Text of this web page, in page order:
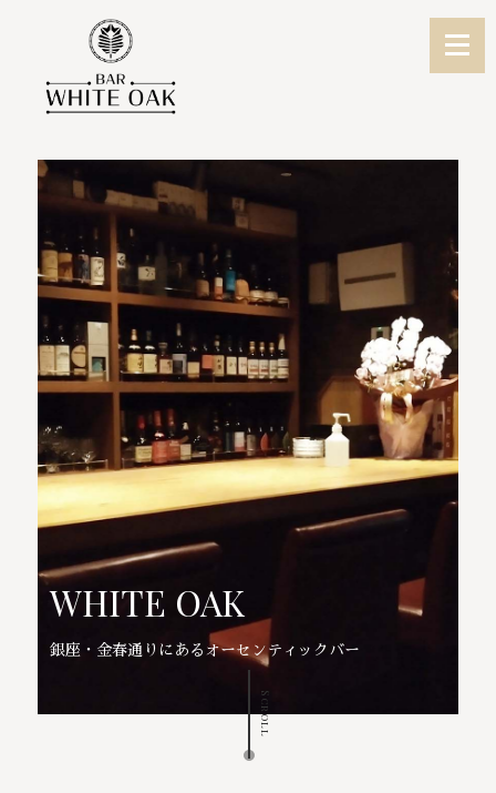
WHITE OAK
銀座・金春通りにあるオーセンティックバー
Scroll